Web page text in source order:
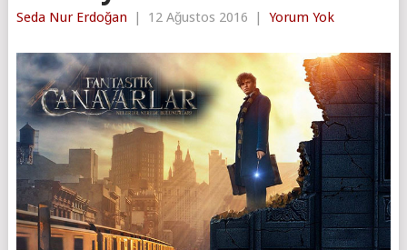
Seda Nur Erdoğan | 12 Ağustos 2016 | Yorum Yok